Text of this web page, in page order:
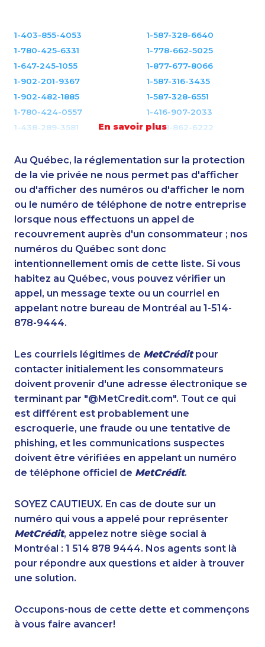
En savoir plus
1-403-855-4053
1-587-328-6640
1-780-425-6331
1-778-662-5025
1-647-245-1055
1-877-677-8066
1-902-201-9367
1-587-316-3435
1-902-482-1885
1-587-328-6551
1-780-424-0557
1-416-907-2033
1-438-289-3581
1-888-862-6222
1-778-401-2183
1-647-722-9538
1-604-282-3657
1-514-448-1271
1-780-420-2380
1-289-777-9448
1-905-858-1389
888-499-8203
1-289-846-5340
1-778-786-2469
1-418-591-1794
1-877-788-1055
1-647-245-5600
1-438-230-2024
1-579-267-0759
1-902-482-1319
1-587-316-3440
1-587-489-1494
1-587-328-6531
1-418-480-5873
1-437-900-0343
1-438-289-3599
1-778-652-4410
1-647-722-9384
1-902-482-2176
1-780-420-2377
1-438-230-2031
1-587-319-2160
1-902-482-9283
1-587-489-1491
1-437-900-0344
1-902-400-3259
1-514-798-8825
1-506-300-0086
1-289-846-5338
1-855-329-9754
1-778-401-7362
1-647-317-6683
1-902-400-0151
1-780-421-5470
1-780-425-1522
1-587-319-2097
1-416-239-0375
1-778-760-1303
1-587-489-1497
1-416-244-2183
1-506-265-4724
Au Québec, la réglementation sur la protection
de la vie privée ne nous permet pas d'afficher
ou d'afficher des numéros ou d'afficher le nom
ou le numéro de téléphone de notre entreprise
lorsque nous effectuons un appel de
recouvrement auprès d'un consommateur ; nos
numéros du Québec sont donc
intentionnellement omis de cette liste. Si vous
habitez au Québec, vous pouvez vérifier un
appel, un message texte ou un courriel en
appelant notre bureau de Montréal au 1-514-
878-9444.
Les courriels légitimes de MetCréditpour
contacter initialement les consommateurs
doivent provenir d'une adresse électronique se
terminant par "@MetCredit.com". Tout ce qui
est différent est probablement une
escroquerie, une fraude ou une tentative de
phishing, et les communications suspectes
doivent être vérifiées en appelant un numéro
de téléphone officiel de MetCrédit.
SOYEZ CAUTIEUX. En cas de doute sur un
numéro qui vous a appelé pour représenter
MetCrédit, appelez notre siège social à
Montréal : 1 514 878 9444. Nos agents sont là
pour répondre aux questions et aider à trouver
une solution.
Occupons-nous de cette dette et commençons
à vous faire avancer!